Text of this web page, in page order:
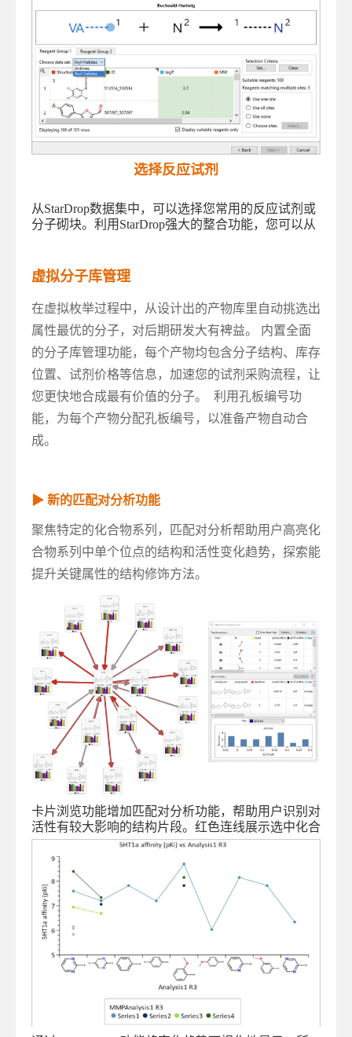
选择反应试剂
从StarDrop数据集中，可以选择您常用的反应试剂或
分子砌块。利用StarDrop强大的整合功能，您可以从
持筛选，您也可以指定试剂的特定反应位点。
虚拟分子库管理
在虚拟枚举过程中，从设计出的产物库里自动挑选出
属性最优的分子，对后期研发大有裨益。 内置全面
的分子库管理功能，每个产物均包含分子结构、库存
位置、试剂价格等信息，加速您的试剂采购流程，让
您更快地合成最有价值的分子。 利用孔板编号功
能，为每个产物分配孔板编号，以准备产物自动合
成。
▶ 新的匹配对分析功能
聚焦特定的化合物系列，匹配对分析帮助用户高亮化
合物系列中单个位点的结构和活性变化趋势，探索能
提升关键属性的结构修饰方法。
卡片浏览功能增加匹配对分析功能，帮助用户识别对
活性有较大影响的结构片段。红色连线展示选中化合
物的匹配系列，并用颜色高亮出每个R基位点变化导
致的属性差异。